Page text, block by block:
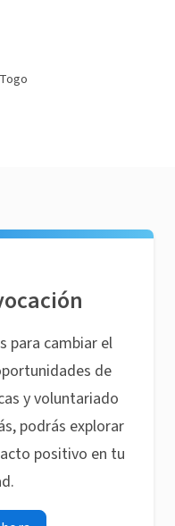
para cambiar el
de
y voluntariado
podrás explorar
positivo en tu